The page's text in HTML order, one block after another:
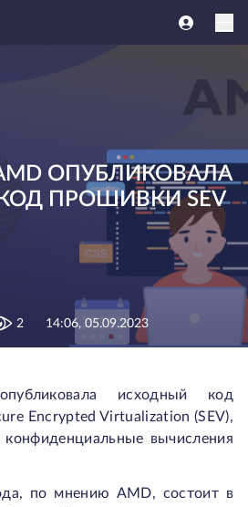
ОПУБЛИКОВАЛА
ПРОШИВКИ SEV
2 14:06, 05.09.2023
исходный код
Encrypted Virtualization (SEV),
конфиденциальные вычисления
по мнению AMD, состоит в